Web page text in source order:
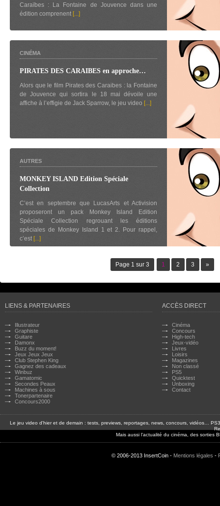
Caraïbes : La Fontaine de Jouvence dans une
édition comprenent [...]
CINÉMA
PIRATES DES CARAIBES en approche…
Alors que le film Pirates des Caraibes : la Fontaine
de Jouvence qui sortira le 18 mai dévoile une
affiche à l’effigie de Jack Sparrow, le jeu video [...]
AUTRES
MONKEY ISLAND Edition Spéciale
Collection
C’est en septembre que LucasArts et Activision
proposeront un pack Monkey Island Edition
Spéciale Collection regrouant les éditions
spéciales de Monkey Island 1 et 2. Pour rappel,
c’est [...]
Page 1 sur 3 1 2 3 »
LIENS & PARTENAIRES
Illustrateur
Graphiste
Guitare
Damonx
Buzz du moment!
Jeux Jeux Jeux
Club Stephen King
Gagnez des cadeaux
Winbuz
Gamatomic
Secondes Peaux
Machines à sous
Tonerpartenaire
Concours2000
ACCÈS DIRECT
Cinéma
Concours
High-tech
Jeux-vidéo
Livres
Loisirs
Magazines
Non classé
PS5
Quicktest
Unboxing
Contact
Le jeu video d'hier et de demain : tests, previews, reportages, news, concours, vidéos…
Mais aussi l'actualité du cinéma, des sorties
© 2006-2013 InsertCoin - Mentions légales -